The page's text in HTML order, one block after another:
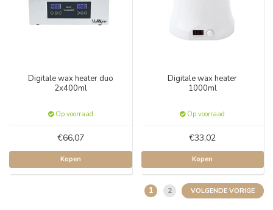
Digitale wax heater duo
2x400ml
Op voorraad
€66,07
Kopen
Digitale wax heater
1000ml
Op voorraad
€33,02
Kopen
1 2 VOLGENDE VORIGE